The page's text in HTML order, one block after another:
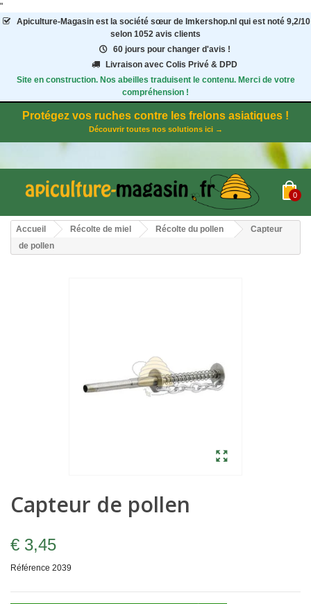
"
Apiculture-Magasinest la société sœur de Imkershop.nl qui est noté 9,2/10
selon 1052 avis clients
60 jours pour changer d'avis !
Livraison avec Colis Privé & DPD
Site en construction. Nos abeilles traduisent le contenu. Merci de votre
compréhension !
Protégez vos ruches contre les frelons asiatiques !
Découvrir toutes nos solutions ici →
0
Accueil Récolte de miel Récolte du pollen
Capteur
de pollen
Capteur de pollen
€ 3,45
Référence 2039